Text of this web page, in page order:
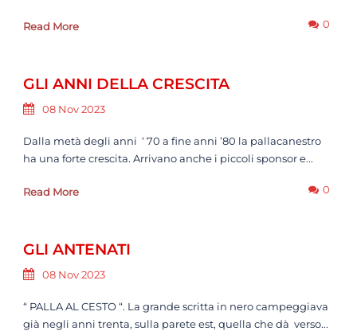
Read More 0
GLI ANNI DELLA CRESCITA
08 Nov 2023
Dalla metà degli anni ‘ 70 a fine anni ’80 la pallacanestro
ha una forte crescita. Arrivano anche i piccoli sponsor e...
Read More 0
GLI ANTENATI
08 Nov 2023
“ PALLA AL CESTO “. La grande scritta in nero campeggiava
già negli anni trenta, sulla parete est, quella che dà verso...